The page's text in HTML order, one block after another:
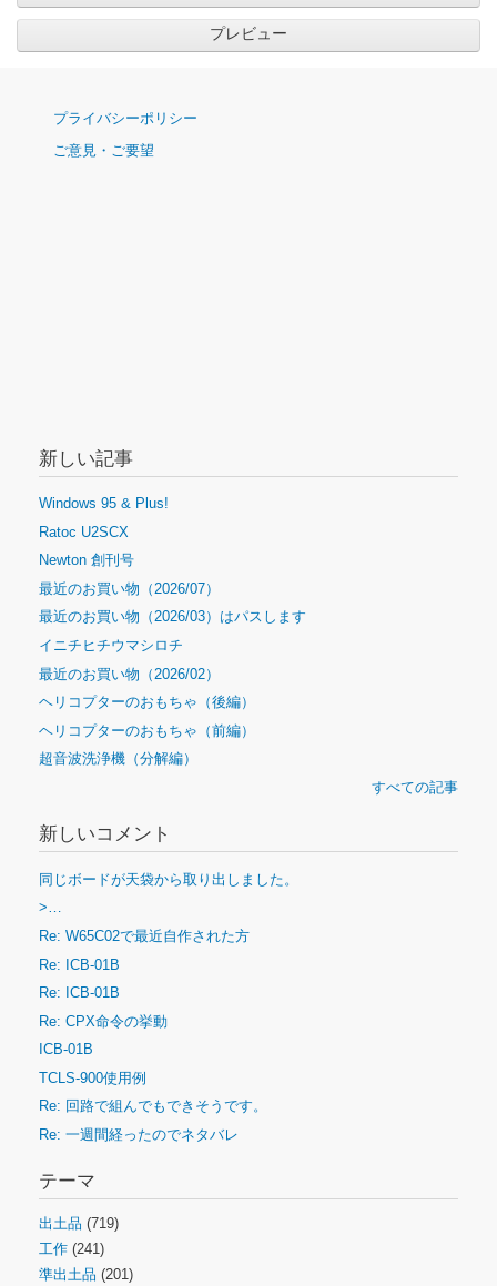
ナ
ゲ
プライバシーポリシー
ご意見・ご要望
新しい記事
Windows 95 & Plus!
Ratoc U2SCX
Newton 創刊号
最近のお買い物（2026/07）
最近のお買い物（2026/03）はパスします
イニチヒチウマシロチ
最近のお買い物（2026/02）
ヘリコプターのおもちゃ（後編）
ヘリコプターのおもちゃ（前編）
超音波洗浄機（分解編）
すべての記事
新しいコメント
同じボードが天袋から取り出しました。
>…
Re: W65C02で最近自作された方
Re: ICB-01B
Re: ICB-01B
Re: CPX命令の挙動
ICB-01B
TCLS-900使用例
Re: 回路で組んでもできそうです。
Re: 一週間経ったのでネタバレ
テーマ
出土品 (719)
工作 (241)
準出土品 (201)